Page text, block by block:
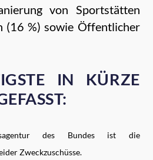
von Sportstätten
(16 %) sowie Öffentlicher
IN KÜRZE
des Bundes ist die
Zweckzuschüsse.